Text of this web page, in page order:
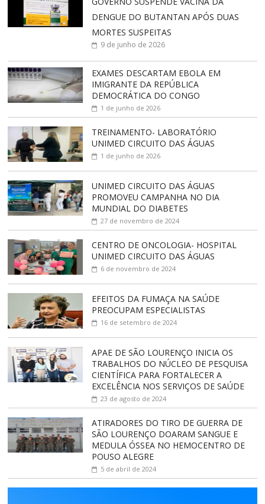
DENGUE DO BUTANTAN APÓS DUAS
MORTES SUSPEITAS
9 de junho de 2026
EXAMES DESCARTAM EBOLA EM
IMIGRANTE DA REPÚBLICA
DEMOCRÁTICA DO CONGO
1 de junho de 2026
TREINAMENTO- LABORATÓRIO
UNIMED CIRCUITO DAS ÁGUAS
1 de junho de 2026
UNIMED CIRCUITO DAS ÁGUAS
PROMOVEU CAMPANHA NO DIA
MUNDIAL DO DIABETES
27 de novembro de 2024
CENTRO DE ONCOLOGIA- HOSPITAL
UNIMED CIRCUITO DAS ÁGUAS
6 de novembro de 2024
EFEITOS DA FUMAÇA NA SAÚDE
PREOCUPAM ESPECIALISTAS
16 de setembro de 2024
APAE DE SÃO LOURENÇO INICIA OS
TRABALHOS DO NÚCLEO DE PESQUISA
CIENTÍFICA PARA FORTALECER A
EXCELÊNCIA NOS SERVIÇOS DE SAÚDE
23 de agosto de 2024
ATIRADORES DO TIRO DE GUERRA DE
SÃO LOURENÇO DOARAM SANGUE E
MEDULA ÓSSEA NO HEMOCENTRO DE
POUSO ALEGRE
5 de abril de 2024